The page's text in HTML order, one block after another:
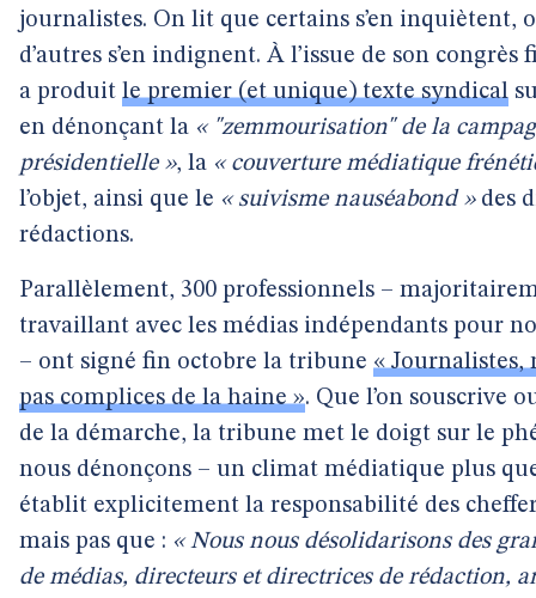
journalistes. On lit que certains s’en inquiètent,
d’autres s’en indignent. À l’issue de son congrès
a produit le premier (et unique) texte syndical
en dénonçant la « "zemmourisation" de la
présidentielle », la « couverture médiatique
l’objet, ainsi que le « suivisme nauséabond »des
rédactions.
Parallèlement, 300 professionnels –
travaillant avec les médias indépendants pour
– ont signé fin octobre la tribune « Journalistes,
pas complices de la haine ». Que l’on souscrive
de la démarche, la tribune met le doigt sur le
nous dénonçons – un climat médiatique plus
établit explicitement la responsabilité des
mais pas que : « Nous nous désolidarisons des
de médias, directeurs et directrices de rédaction,